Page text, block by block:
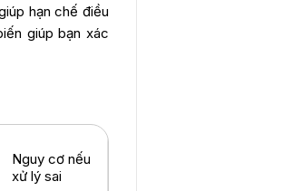
hạn chế điều
giúp bạn xác
Nguy cơ nếu
xử lý sai